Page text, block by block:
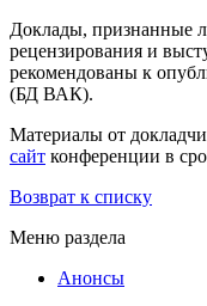
Доклады, признанные
рецензирования и
рекомендованы к
(БД ВАК).
Материалы от
сайт конференции в
Возврат к списку
Меню раздела
Анонсы